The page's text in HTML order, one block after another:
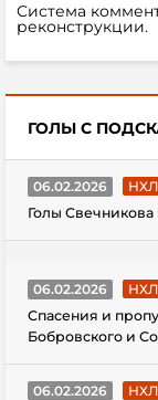
Система
реконструкции.
ГОЛЫ С
06.02.2026
Голы
06.02.2026
Спасения и
Бобровского и
06.02.2026